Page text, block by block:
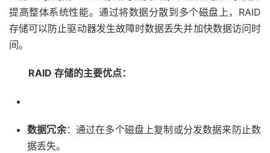
提高整体系统性能。通过将数据分散到多个磁盘上，RAID
存储可以防止驱动器发生故障时数据丢失并加快数据访问时
间。
RAID 存储的主要优点：
数据冗余：通过在多个磁盘上复制或分发数据来防止数
据丢失。